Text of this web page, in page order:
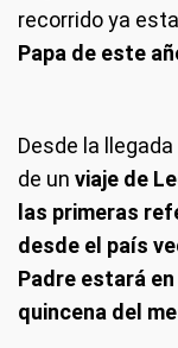
recorrido ya
Papa de este
Desde la
de un viaje de
las primeras
desde el país
Padre estará
quincena del